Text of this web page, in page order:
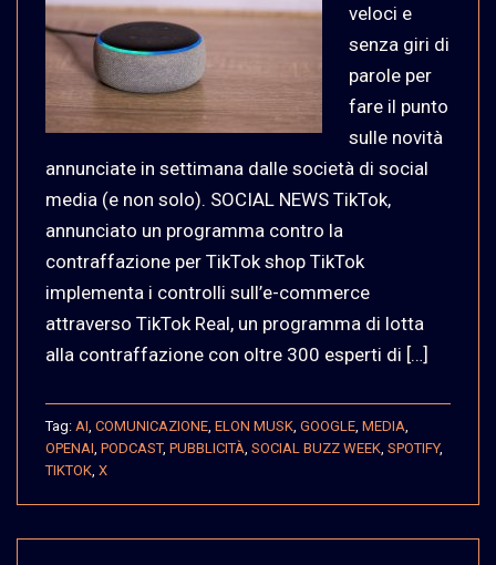
veloci e
senza giri di
parole per
fare il punto
sulle novità
annunciate in settimana dalle società di social
media (e non solo). SOCIAL NEWS TikTok,
annunciato un programma contro la
contraffazione per TikTok shop TikTok
implementa i controlli sull’e-commerce
attraverso TikTok Real, un programma di lotta
alla contraffazione con oltre 300 esperti di […]
Tag: AI COMUNICAZIONE ELON MUSK GOOGLE MEDIA
OPENAI PODCAST, PUBBLICITÀ SOCIAL BUZZ WEEK SPOTIFY,
TIKTOK X